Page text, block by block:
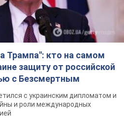
Трампа": кто на самом
защиту от российской
с Безсмертным
с украинским дипломатом и
и роли международных